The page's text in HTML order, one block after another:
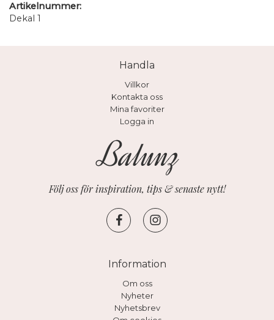
Artikelnummer:
Dekal 1
Handla
Villkor
Kontakta oss
Mina favoriter
Logga in
Följ oss för inspiration, tips & senaste nytt!
Information
Om oss
Nyheter
Nyhetsbrev